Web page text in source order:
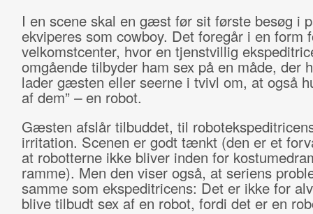
I en scene skal en gæst før sit første besøg i
ekviperes som cowboy. Det foregår i en form
velkomstcenter, hvor en tjenstvillig
omgående tilbyder ham sex på en måde, der
lader gæsten eller seerne i tvivl om, at også
af dem”–en robot.
Gæsten afslår tilbuddet, til
irritation. Scenen er godt tænkt (den er et
at robotterne ikke bliver inden for
ramme). Men den viser også, at seriens
samme som ekspeditricens: Det er ikke for
blive tilbudt sex af en robot, fordi det er en